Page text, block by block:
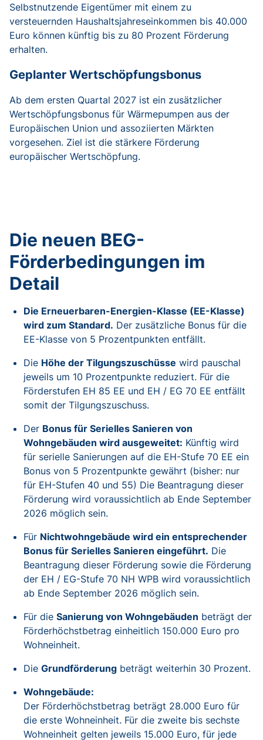
Selbstnutzende Eigentümer mit einem zu
versteuernden Haushaltsjahreseinkommen bis 40.000
Euro können künftig bis zu 80 Prozent Förderung
erhalten.
Geplanter Wertschöpfungsbonus
Ab dem ersten Quartal 2027 ist ein zusätzlicher
Wertschöpfungsbonus für Wärmepumpen aus der
Europäischen Union und assoziierten Märkten
vorgesehen. Ziel ist die stärkere Förderung
europäischer Wertschöpfung.
Die neuen BEG-
Förderbedingungen im
Detail
Die Erneuerbaren-Energien-Klasse (EE-Klasse)
wird zum Standard. Der zusätzliche Bonus für die
EE-Klasse von 5 Prozentpunkten entfällt.
Die Höhe der Tilgungszuschüsse wird pauschal
jeweils um 10 Prozentpunkte reduziert. Für die
Förderstufen EH 85 EE und EH / EG 70 EE entfällt
somit der Tilgungszuschuss.
Der Bonus für Serielles Sanieren von
Wohngebäuden wird ausgeweitet: Künftig wird
für serielle Sanierungen auf die EH-Stufe 70 EE ein
Bonus von 5 Prozentpunkte gewährt (bisher: nur
für EH-Stufen 40 und 55) Die Beantragung dieser
Förderung wird voraussichtlich ab Ende September
2026 möglich sein.
Für Nichtwohngebäude wird ein entsprechender
Bonus für Serielles Sanieren eingeführt. Die
Beantragung dieser Förderung sowie die Förderung
der EH / EG-Stufe 70 NH WPB wird voraussichtlich
ab Ende September 2026 möglich sein.
Für die Sanierung von Wohngebäuden beträgt der
Förderhöchstbetrag einheitlich 150.000 Euro pro
Wohneinheit.
Die Grundförderung beträgt weiterhin 30 Prozent.
Wohngebäude:
Der Förderhöchstbetrag beträgt 28.000 Euro für
die erste Wohneinheit. Für die zweite bis sechste
Wohneinheit gelten jeweils 15.000 Euro, für jede